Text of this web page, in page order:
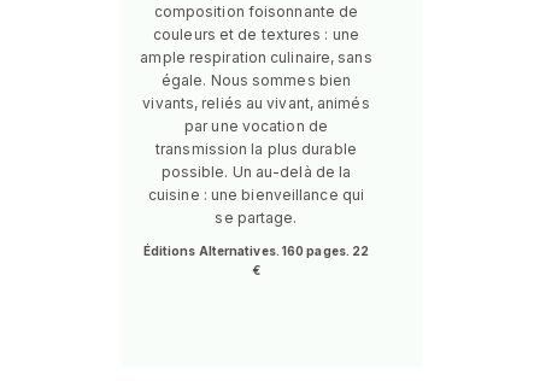
composition foisonnante de
couleurs et de textures : une
ample respiration culinaire, sans
égale. Nous sommes bien
vivants, reliés au vivant, animés
par une vocation de
transmission la plus durable
possible. Un au-delà de la
cuisine : une bienveillance qui
se partage.
Éditions Alternatives. 160 pages. 22
€